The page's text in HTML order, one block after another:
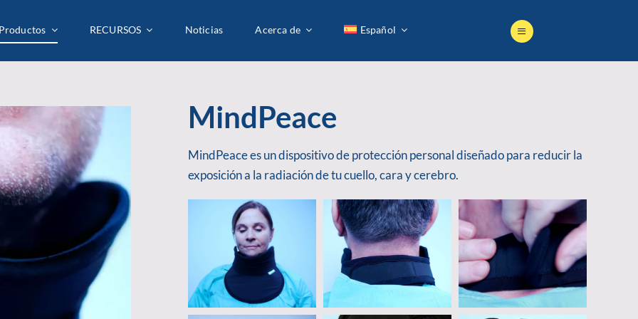
Productos RECURSOS Noticias Acerca de Español
Productos RECURSOS Noticias Acerca de Español
MindPeace
MindPeace es un dispositivo de protección personal diseñado para reducir la
exposición a la radiación de tu cuello, cara y cerebro.